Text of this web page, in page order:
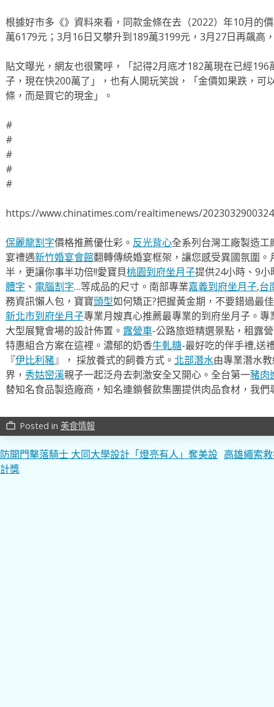
根據好市多《》資料來看，同款金條在去（2022）年10月的
萬6179元；3月16日又攀升到189萬3199元，3月27日再飆高
貼文曝光，網友也很驚呼，「記得2月底才182萬現在已經
子，現在快200萬了」，也有人開玩笑說，「金價如果跌，可
條，而是買它的現金」。
#
#
#
#
#
https://www.chinatimes.com/realtimenews/
保麗龍割字價格推薦優仕彩。 反光背心全系列台灣工廠製造
宴禮遇新竹婚宴會館翻轉傳統婚宴框架，讓您感受異國氛圍。
半，更讓你事半功倍!!愛寶貝桃園到府坐月子提供24小時、9
體字 、 電腦割字…等成品的尺寸。南部專業嘉義到府坐月子,台
務資訊懶人包，寶寶頭型如何矯正?把握黃金期，不要錯過最
新北市到府坐月子專業月嫂真心推薦最專業的到府坐月子。專
大型展覽會場的設計佈置。 露營車-公路旅遊精選景點，租露
特惠組合方案在這裡。濃郁的奶香牛軋糖-最好吃的伴手禮,送
『伊比利豬』， 採放養式的飼養方式。 北部潛水由專業潛水
界， 秀姑巒溪親子一起泛舟去​刺激安全又開心。全台第一豬肉
替知名食品製造廠商，知名連鎖餐飲集團提供肉品食材，我
work_outline Posted in 美食情報
文
章
防開門擊落騎士 大同大學設計「燈亮有人」奪美設
計獎
高雄繩索